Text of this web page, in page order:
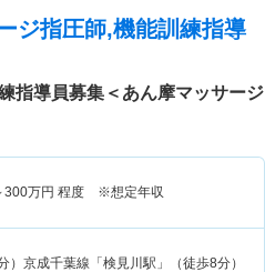
ジ指圧師,機能訓練指導
指導員募集＜あん摩マッサージ
300万円 程度 ※想定年収
）京成千葉線「検見川駅」（徒歩8分）